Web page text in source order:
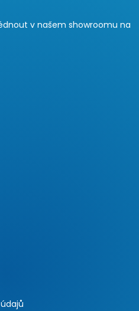
v našem showroomu na